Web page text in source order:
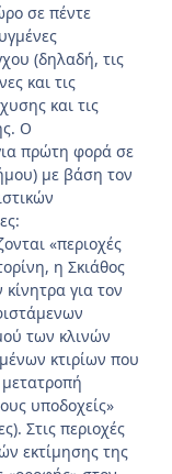
σε πέντε
(δηλαδή, τις
και τις
και τις
Ο
πρώτη φορά σε
με βάση τον
«περιοχές
η Σκιάθος
κίνητρα για τον
των κλινών
κτιρίων που
υποδοχείς»
Στις περιοχές
εκτίμησης της